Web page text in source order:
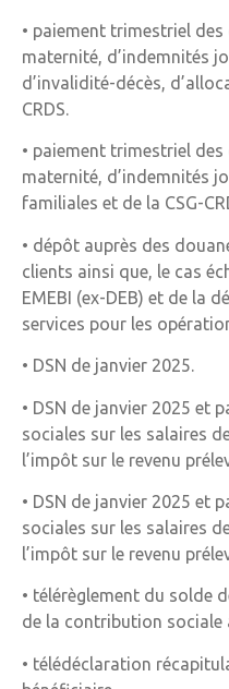
• paiement trimestriel
maternité, d’indemnités
d’invalidité-décès,
CRDS.
• paiement trimestriel
maternité, d’indemnités
familiales et de la CSG-
• dépôt auprès des
clients ainsi que, le cas
EMEBI (ex-DEB) et de la
services pour les
• DSN de janvier 2025.
• DSN de janvier 2025 et
sociales sur les salaires
l’impôt sur le revenu
• DSN de janvier 2025 et
sociales sur les salaires
l’impôt sur le revenu
• télérèglement du solde
de la contribution sociale
• télédéclaration